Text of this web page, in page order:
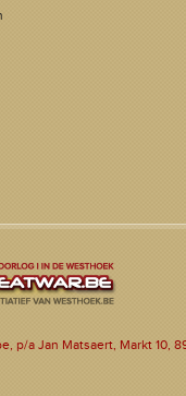
p/a Jan Matsaert, Markt 10,